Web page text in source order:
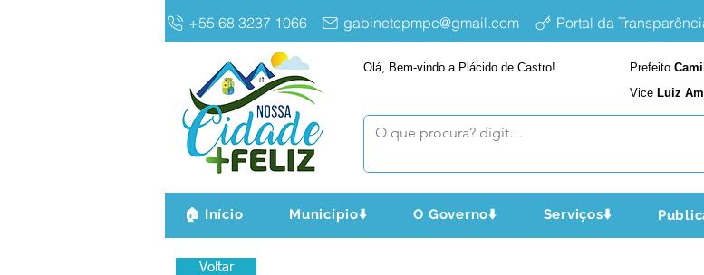
+55 68 3237 1066 gabinetepmpc@gmail.com Portal da
Olá, Bem-vindo a Plácido de Castro! Prefeito
Vice Luiz
🏠 Início Município⬇️ O Governo⬇️ Serviços⬇️
Voltar